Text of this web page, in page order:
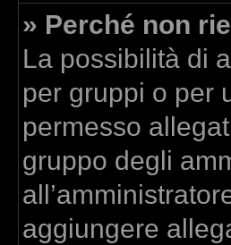
» Perché non
La possibilità di
per gruppi o per
permesso
gruppo degli
aggiungere